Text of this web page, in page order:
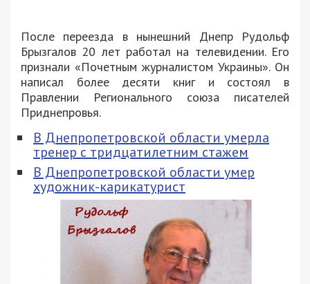
После переезда в нынешний Днепр Рудольф
Брызгалов 20 лет работал на телевидении. Его
признали «Почетным журналистом Украины». Он
написал более десяти книг и состоял в
Правлении Регионального союза писателей
Приднепровья.
В Днепропетровской области умерла
тренер с тридцатилетним стажем
В Днепропетровской области умер
художник-карикатурист